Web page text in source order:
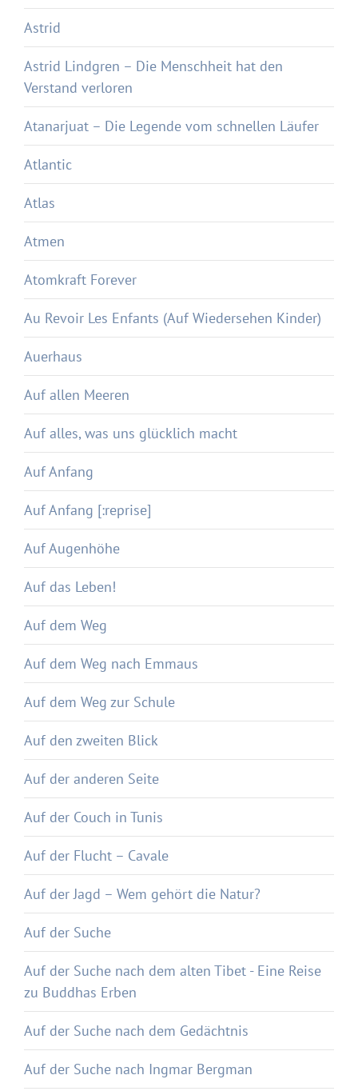
Astrid
Astrid Lindgren – Die Menschheit hat den
Verstand verloren
Atanarjuat – Die Legende vom schnellen Läufer
Atlantic
Atlas
Atmen
Atomkraft Forever
Au Revoir Les Enfants (Auf Wiedersehen Kinder)
Auerhaus
Auf allen Meeren
Auf alles, was uns glücklich macht
Auf Anfang
Auf Anfang [:reprise]
Auf Augenhöhe
Auf das Leben!
Auf dem Weg
Auf dem Weg nach Emmaus
Auf dem Weg zur Schule
Auf den zweiten Blick
Auf der anderen Seite
Auf der Couch in Tunis
Auf der Flucht – Cavale
Auf der Jagd – Wem gehört die Natur?
Auf der Suche
Auf der Suche nach dem alten Tibet - Eine Reise
zu Buddhas Erben
Auf der Suche nach dem Gedächtnis
Auf der Suche nach Ingmar Bergman